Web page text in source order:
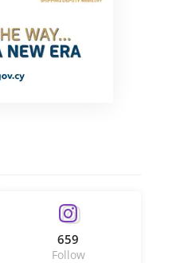
659
Follow